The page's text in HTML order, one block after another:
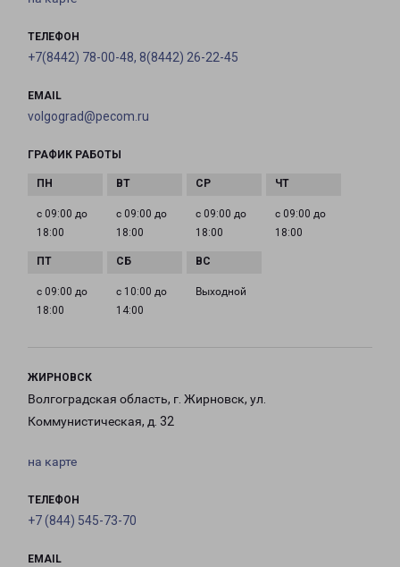
ТЕЛЕФОН
+7(8442) 78-00-48, 8(8442) 26-22-45
EMAIL
volgograd@pecom.ru
ГРАФИК РАБОТЫ
с 09:00 до
18:00
с 09:00 до
18:00
с 09:00 до
18:00
с 09:00 до
18:00
с 09:00 до
18:00
с 10:00 до
14:00
Выходной
ЖИРНОВСК
Волгоградская область, г. Жирновск, ул.
Коммунистическая, д. 32
на карте
ТЕЛЕФОН
+7 (844) 545-73-70
EMAIL